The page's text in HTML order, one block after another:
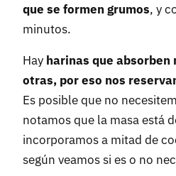
que se formen grumos, y
minutos.
Hay harinas que absorben
otras, por eso nos
Es posible que no
notamos que la masa está
incorporamos a mitad de
según veamos si es o no